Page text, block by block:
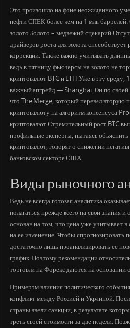
Это произошло на фоне неожиданного
нефти ОПЕК более чем на 1 млн баррелей.
золото Золото – медвежий сценарий
драйверов роста для золота способствует
коррекции. Также важно учитывать
ведь в пятницу фьючерсы на золото не
криптовалют BTC и ETH Уже в эту среду,
важный апгрейд — Shanghai. Он по своей
что The Merge, который перевел вторую
криптовалюту на алгоритм консенсуса
криптовалют Стремительный рост BTC
профильные эксперты, пытаясь
криптовалют, говорят о снижении
банковском секторе США.
Виды рыночного
Ведь не всегда готовая аналитика
полагаться прежде всего на свои знания
основан на том, что цена уже учитывает в
на ее изменение. Чтобы спрогнозировать
достаточно лишь проанализировать ее
график. Поэтому рекомендации
торговли на Форекс даются на основании
Примером влияния политического
конфликт между Россией и Украиной.
страны ввели санкции, в результате
треть своей стоимости за две недели.